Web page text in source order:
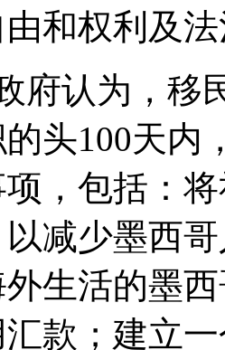
由和权利及
府认为，移
头100天内
，包括：
减少墨西
生活的墨
款；建立